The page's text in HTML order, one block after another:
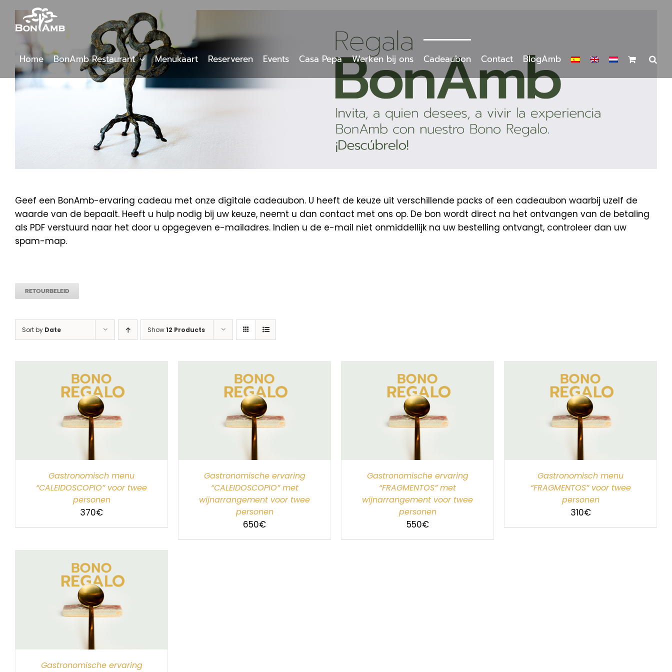
content
Home BonAmb Restaurant Menukaart Reserveren Events Casa Pepa Werken bij ons Cadeaubon Contact BlogAmb
Geef een BonAmb-ervaring cadeau met onze digitale cadeaubon. U heeft de keuze uit verschillende packs of een cadeaubon waarbij uzelf de
waarde van de bepaalt. Heeft u hulp nodig bij uw keuze, neemt u dan contact met ons op. De bon wordt direct na het ontvangen van de betaling
als PDF verstuurd naar het door u opgegeven e-mailadres. Indien u de e-mail niet onmiddellijk na uw bestelling ontvangt, controleer dan uw
spam-map.
RETOURBELEID
Sort by Date Show12 Products
Gastronomisch menu
“CALEIDOSCOPIO” voor twee
personen
370€
SELECTEER BEDRAG
Gastronomische ervaring
“CALEIDOSCOPIO” met
wijnarrangement voor twee
personen
650€
SELECTEER BEDRAG
Gastronomische ervaring
“FRAGMENTOS” met
wijnarrangement voor twee
personen
550€
SELECTEER BEDRAG
Gastronomisch menu
“FRAGMENTOS” voor twee
personen
310€
Gastronomische ervaring